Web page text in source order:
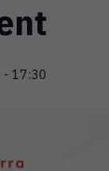
- 17:30